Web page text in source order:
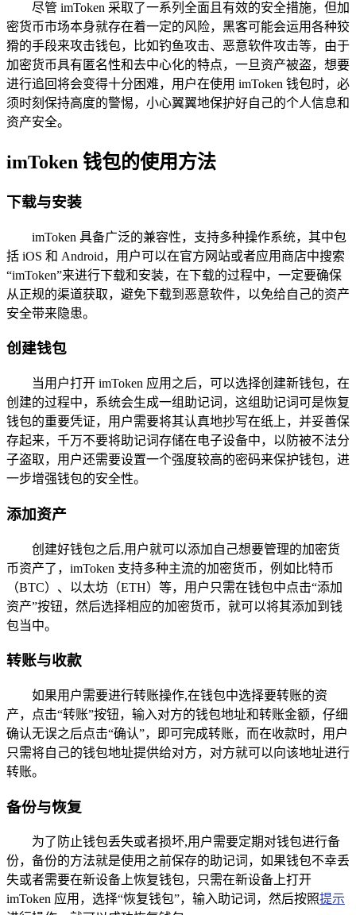
尽管 imToken 采取了一系列全面且有效的安全措施，但加
密货币市场本身就存在着一定的风险，黑客可能会运用各种狡
猾的手段来攻击钱包，比如钓鱼攻击、恶意软件攻击等，由于
加密货币具有匿名性和去中心化的特点，一旦资产被盗，想要
进行追回将会变得十分困难，用户在使用 imToken 钱包时，必
须时刻保持高度的警惕，小心翼翼地保护好自己的个人信息和
资产安全。
imToken 钱包的使用方法
下载与安装
imToken 具备广泛的兼容性，支持多种操作系统，其中包
括 iOS 和 Android，用户可以在官方网站或者应用商店中搜索
“imToken”来进行下载和安装，在下载的过程中，一定要确保
从正规的渠道获取，避免下载到恶意软件，以免给自己的资产
安全带来隐患。
创建钱包
当用户打开 imToken 应用之后，可以选择创建新钱包，在
创建的过程中，系统会生成一组助记词，这组助记词可是恢复
钱包的重要凭证，用户需要将其认真地抄写在纸上，并妥善保
存起来，千万不要将助记词存储在电子设备中，以防被不法分
子盗取，用户还需要设置一个强度较高的密码来保护钱包，进
一步增强钱包的安全性。
添加资产
创建好钱包之后,用户就可以添加自己想要管理的加密货
币资产了，imToken 支持多种主流的加密货币，例如比特币
（BTC）、以太坊（ETH）等，用户只需在钱包中点击“添加
资产”按钮，然后选择相应的加密货币，就可以将其添加到钱
包当中。
转账与收款
如果用户需要进行转账操作,在钱包中选择要转账的资
产，点击“转账”按钮，输入对方的钱包地址和转账金额，仔细
确认无误之后点击“确认”，即可完成转账，而在收款时，用户
只需将自己的钱包地址提供给对方，对方就可以向该地址进行
转账。
备份与恢复
为了防止钱包丢失或者损坏,用户需要定期对钱包进行备
份，备份的方法就是使用之前保存的助记词，如果钱包不幸丢
失或者需要在新设备上恢复钱包，只需在新设备上打开
imToken 应用，选择“恢复钱包”，输入助记词，然后按照提示